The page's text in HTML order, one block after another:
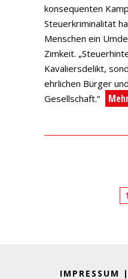
konsequenten
Steuerkriminalität
Menschen ein
Zimkeit.
Kavaliersdelikt,
ehrlichen Bürger
Gesellschaft.“
1
IMPRESSUM |